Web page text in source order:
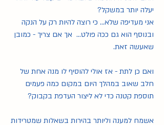
יעלה יותר במשקל?
שאעשה זאת.
תוספת קטנה כדי לא ליצור העדפת בקבוק?